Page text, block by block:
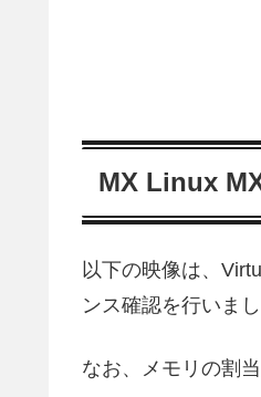
MX Linux
以下の映像は、
ンス確認を行いまし
なお、メモリの割